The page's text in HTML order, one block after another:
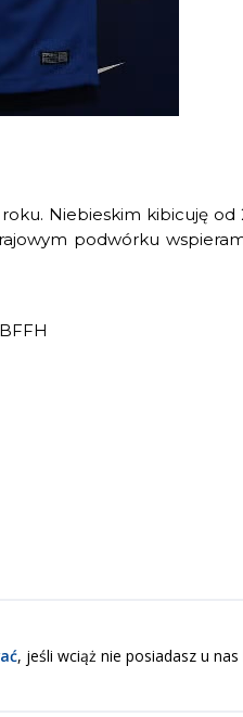
Niebieskim kibicuję od
podwórku
, jeśli wciąż nie posiadasz u nas